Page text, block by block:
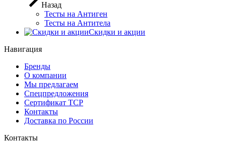
Назад
Тесты на Антиген
Тесты на Антитела
Скидки и акции
Навигация
Бренды
О компании
Мы предлагаем
Спецпредложения
Сертификат ТСР
Контакты
Доставка по России
Контакты